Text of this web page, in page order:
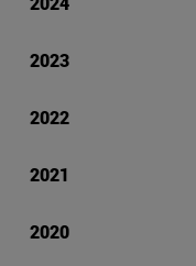
2023
2022
2021
2020